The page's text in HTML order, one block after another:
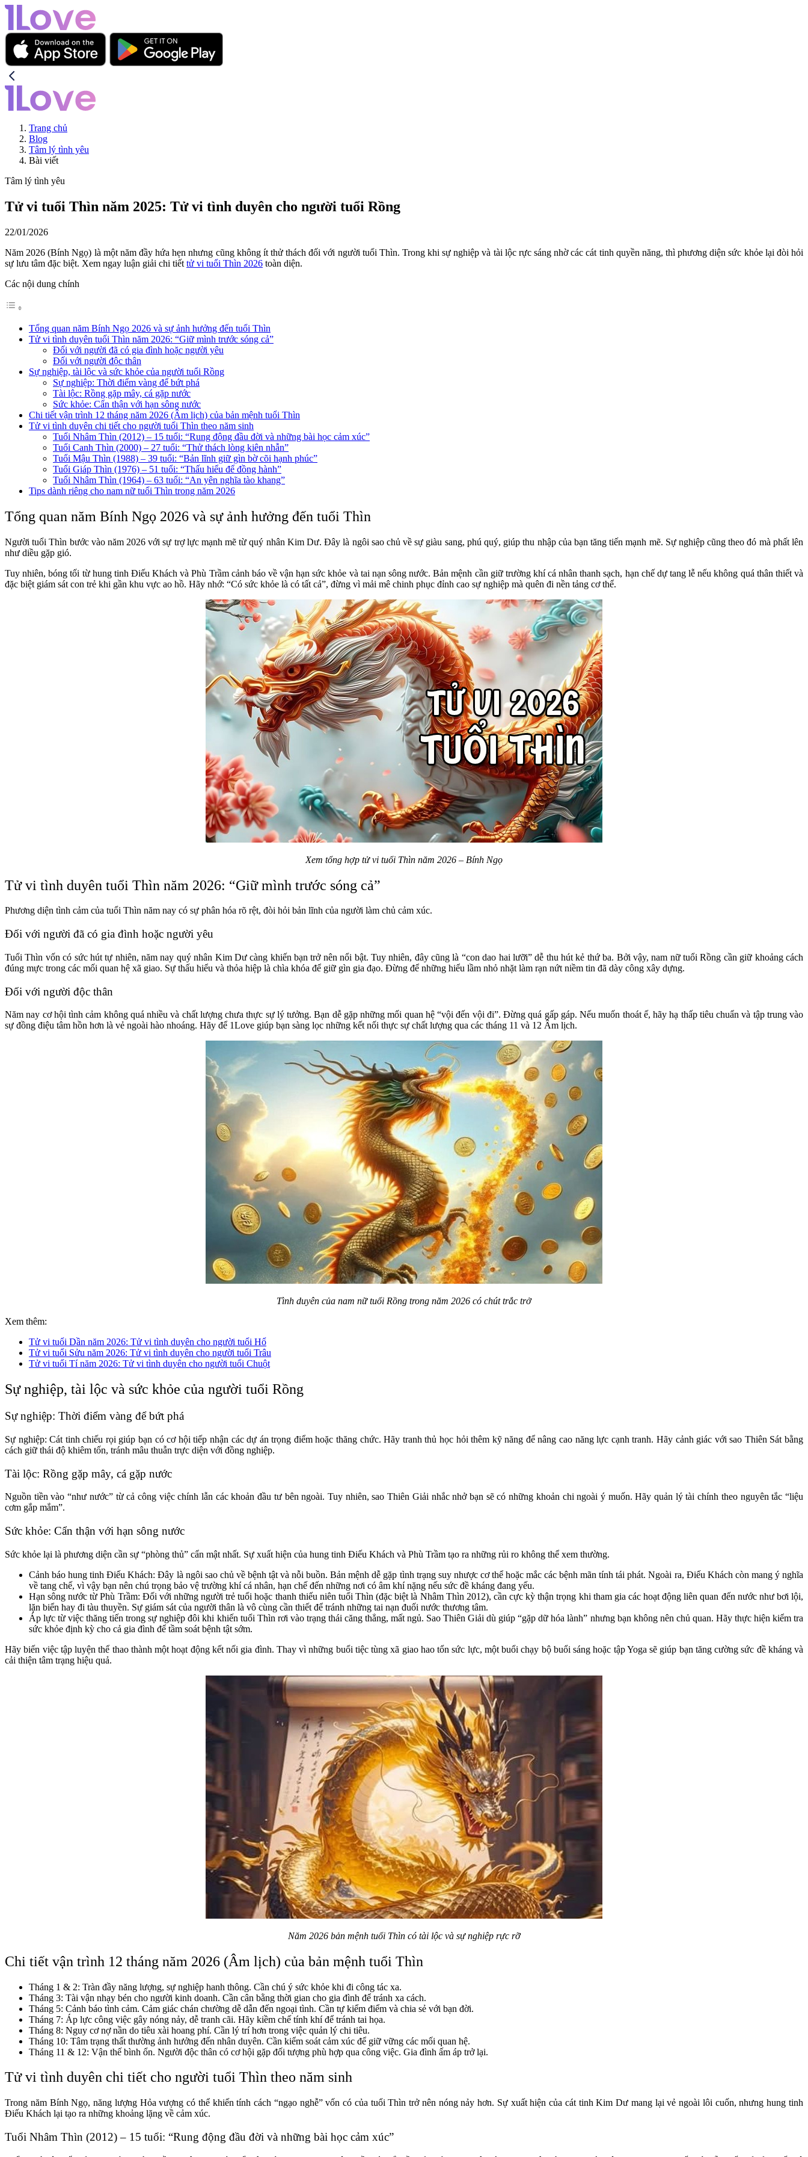
Trang chủ
Blog
Tâm lý tình yêu
Bài viết
Tâm lý tình yêu
Tử vi tuổi Thìn năm 2025: Tử vi tình duyên cho người tuổi Rồng
22/01/2026
Năm 2026 (Bính Ngọ) là một năm đầy hứa hẹn nhưng cũng không ít thử thách đối với người tuổi Thìn. Trong khi sự nghiệp và tài lộc rực sáng nhờ các cát tinh quyền năng, thì phương diện sức khỏe lại đòi hỏi
sự lưu tâm đặc biệt. Xem ngay luận giải chi tiết tử vi tuổi Thìn 2026 toàn diện.
Các nội dung chính
Tổng quan năm Bính Ngọ 2026 và sự ảnh hưởng đến tuổi Thìn
Tử vi tình duyên tuổi Thìn năm 2026: “Giữ mình trước sóng cả”
Đối với người đã có gia đình hoặc người yêu
Đối với người độc thân
Sự nghiệp, tài lộc và sức khỏe của người tuổi Rồng
Sự nghiệp: Thời điểm vàng để bứt phá
Tài lộc: Rồng gặp mây, cá gặp nước
Sức khỏe: Cẩn thận với hạn sông nước
Chi tiết vận trình 12 tháng năm 2026 (Âm lịch) của bản mệnh tuổi Thìn
Tử vi tình duyên chi tiết cho người tuổi Thìn theo năm sinh
Tuổi Nhâm Thìn (2012) – 15 tuổi: “Rung động đầu đời và những bài học cảm xúc”
Tuổi Canh Thìn (2000) – 27 tuổi: “Thử thách lòng kiên nhẫn”
Tuổi Mậu Thìn (1988) – 39 tuổi: “Bản lĩnh giữ gìn bờ cõi hạnh phúc”
Tuổi Giáp Thìn (1976) – 51 tuổi: “Thấu hiểu để đồng hành”
Tuổi Nhâm Thìn (1964) – 63 tuổi: “An yên nghĩa tào khang”
Tips dành riêng cho nam nữ tuổi Thìn trong năm 2026
Tổng quan năm Bính Ngọ 2026 và sự ảnh hưởng đến tuổi Thìn
Người tuổi Thìn bước vào năm 2026 với sự trợ lực mạnh mẽ từ quý nhân Kim Dư. Đây là ngôi sao chủ về sự giàu sang, phú quý, giúp thu nhập của bạn tăng tiến mạnh mẽ. Sự nghiệp cũng theo đó mà phất lên
như diều gặp gió.
Tuy nhiên, bóng tối từ hung tinh Điếu Khách và Phù Trầm cảnh báo về vận hạn sức khỏe và tai nạn sông nước. Bản mệnh cần giữ trường khí cá nhân thanh sạch, hạn chế dự tang lễ nếu không quá thân thiết và
đặc biệt giám sát con trẻ khi gần khu vực ao hồ. Hãy nhớ: “Có sức khỏe là có tất cả”, đừng vì mải mê chinh phục đỉnh cao sự nghiệp mà quên đi nền tảng cơ thể.
Xem tổng hợp tử vi tuổi Thìn năm 2026 – Bính Ngọ
Tử vi tình duyên tuổi Thìn năm 2026: “Giữ mình trước sóng cả”
Phương diện tình cảm của tuổi Thìn năm nay có sự phân hóa rõ rệt, đòi hỏi bản lĩnh của người làm chủ cảm xúc.
Đối với người đã có gia đình hoặc người yêu
Tuổi Thìn vốn có sức hút tự nhiên, năm nay quý nhân Kim Dư càng khiến bạn trở nên nổi bật. Tuy nhiên, đây cũng là “con dao hai lưỡi” dễ thu hút kẻ thứ ba. Bởi vậy, nam nữ tuổi Rồng cần giữ khoảng cách
đúng mực trong các mối quan hệ xã giao. Sự thấu hiểu và thỏa hiệp là chìa khóa để giữ gìn gia đạo. Đừng để những hiểu lầm nhỏ nhặt làm rạn nứt niềm tin đã dày công xây dựng.
Đối với người độc thân
Năm nay cơ hội tình cảm không quá nhiều và chất lượng chưa thực sự lý tưởng. Bạn dễ gặp những mối quan hệ “vội đến vội đi”. Đừng quá gấp gáp. Nếu muốn thoát ế, hãy hạ thấp tiêu chuẩn và tập trung vào
sự đồng điệu tâm hồn hơn là vẻ ngoài hào nhoáng. Hãy để 1Love giúp bạn sàng lọc những kết nối thực sự chất lượng qua các tháng 11 và 12 Âm lịch.
Tình duyên của nam nữ tuổi Rồng trong năm 2026 có chút trắc trở
Xem thêm:
Tử vi tuổi Dần năm 2026: Tử vi tình duyên cho người tuổi Hổ
Tử vi tuổi Sửu năm 2026: Tử vi tình duyên cho người tuổi Trâu
Tử vi tuổi Tí năm 2026: Tử vi tình duyên cho người tuổi Chuột
Sự nghiệp, tài lộc và sức khỏe của người tuổi Rồng
Sự nghiệp: Thời điểm vàng để bứt phá
Sự nghiệp: Cát tinh chiếu rọi giúp bạn có cơ hội tiếp nhận các dự án trọng điểm hoặc thăng chức. Hãy tranh thủ học hỏi thêm kỹ năng để nâng cao năng lực cạnh tranh. Hãy cảnh giác với sao Thiên Sát bằng
cách giữ thái độ khiêm tốn, tránh mâu thuẫn trực diện với đồng nghiệp.
Tài lộc: Rồng gặp mây, cá gặp nước
Nguồn tiền vào “như nước” từ cả công việc chính lẫn các khoản đầu tư bên ngoài. Tuy nhiên, sao Thiên Giải nhắc nhở bạn sẽ có những khoản chi ngoài ý muốn. Hãy quản lý tài chính theo nguyên tắc “liệu
cơm gắp mắm”.
Sức khỏe: Cẩn thận với hạn sông nước
Sức khỏe lại là phương diện cần sự “phòng thủ” cẩn mật nhất. Sự xuất hiện của hung tinh Điếu Khách và Phù Trầm tạo ra những rủi ro không thể xem thường.
Cảnh báo hung tinh Điếu Khách: Đây là ngôi sao chủ về bệnh tật và nỗi buồn. Bản mệnh dễ gặp tình trạng suy nhược cơ thể hoặc mắc các bệnh mãn tính tái phát. Ngoài ra, Điếu Khách còn mang ý nghĩa
về tang chế, vì vậy bạn nên chú trọng bảo vệ trường khí cá nhân, hạn chế đến những nơi có âm khí nặng nếu sức đề kháng đang yếu.
Hạn sông nước từ Phù Trầm: Đối với những người trẻ tuổi hoặc thanh thiếu niên tuổi Thìn (đặc biệt là Nhâm Thìn 2012), cần cực kỳ thận trọng khi tham gia các hoạt động liên quan đến nước như bơi lội,
lặn biển hay đi tàu thuyền. Sự giám sát của người thân là vô cùng cần thiết để tránh những tai nạn đuối nước thương tâm.
Áp lực từ việc thăng tiến trong sự nghiệp đôi khi khiến tuổi Thìn rơi vào trạng thái căng thẳng, mất ngủ. Sao Thiên Giải dù giúp “gặp dữ hóa lành” nhưng bạn không nên chủ quan. Hãy thực hiện kiểm tra
sức khỏe định kỳ cho cả gia đình để tầm soát bệnh tật sớm.
Hãy biến việc tập luyện thể thao thành một hoạt động kết nối gia đình. Thay vì những buổi tiệc tùng xã giao hao tổn sức lực, một buổi chạy bộ buổi sáng hoặc tập Yoga sẽ giúp bạn tăng cường sức đề kháng và
cải thiện tâm trạng hiệu quả.
Năm 2026 bản mệnh tuổi Thìn có tài lộc và sự nghiệp rực rỡ
Chi tiết vận trình 12 tháng năm 2026 (Âm lịch) của bản mệnh tuổi Thìn
Tháng 1 & 2: Tràn đầy năng lượng, sự nghiệp hanh thông. Cần chú ý sức khỏe khi đi công tác xa.
Tháng 3: Tài vận nhạy bén cho người kinh doanh. Cần cân bằng thời gian cho gia đình để tránh xa cách.
Tháng 5: Cảnh báo tình cảm. Cảm giác chán chường dễ dẫn đến ngoại tình. Cần tự kiểm điểm và chia sẻ với bạn đời.
Tháng 7: Áp lực công việc gây nóng nảy, dễ tranh cãi. Hãy kiềm chế tính khí để tránh tai họa.
Tháng 8: Nguy cơ nợ nần do tiêu xài hoang phí. Cần lý trí hơn trong việc quản lý chi tiêu.
Tháng 10: Tâm trạng thất thường ảnh hưởng đến nhân duyên. Cần kiểm soát cảm xúc để giữ vững các mối quan hệ.
Tháng 11 & 12: Vận thế bình ổn. Người độc thân có cơ hội gặp đối tượng phù hợp qua công việc. Gia đình ấm áp trở lại.
Tử vi tình duyên chi tiết cho người tuổi Thìn theo năm sinh
Trong năm Bính Ngọ, năng lượng Hỏa vượng có thể khiến tính cách “ngạo nghễ” vốn có của tuổi Thìn trở nên nóng nảy hơn. Sự xuất hiện của cát tinh Kim Dư mang lại vẻ ngoài lôi cuốn, nhưng hung tinh
Điếu Khách lại tạo ra những khoảng lặng về cảm xúc.
Tuổi Nhâm Thìn (2012) – 15 tuổi: “Rung động đầu đời và những bài học cảm xúc”